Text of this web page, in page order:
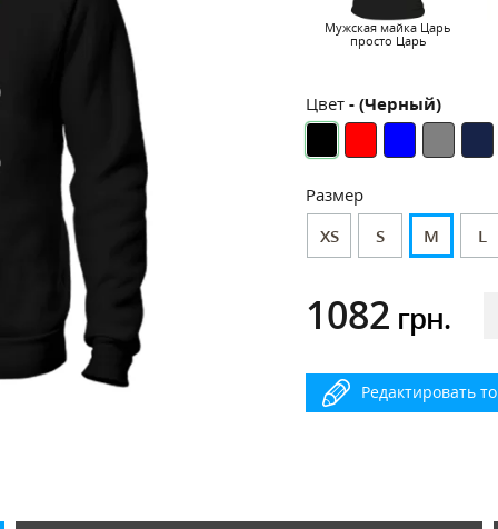
Мужская майка Царь
просто Царь
Цвет - (Черный)
Размер
XS
S M L
1082 грн.
Редактировать